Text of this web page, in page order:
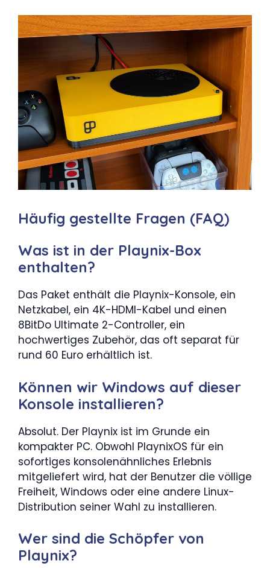
Häufig gestellte Fragen (FAQ)
Was ist in der Playnix-Box
enthalten?
Das Paket enthält die Playnix-Konsole, ein
Netzkabel, ein 4K-HDMI-Kabel und einen
8BitDo Ultimate 2-Controller, ein
hochwertiges Zubehör, das oft separat für
rund 60 Euro erhältlich ist.
Können wir Windows auf dieser
Konsole installieren?
Absolut. Der Playnix ist im Grunde ein
kompakter PC. Obwohl PlaynixOS für ein
sofortiges konsolenähnliches Erlebnis
mitgeliefert wird, hat der Benutzer die völlige
Freiheit, Windows oder eine andere Linux-
Distribution seiner Wahl zu installieren.
Wer sind die Schöpfer von
Playnix?